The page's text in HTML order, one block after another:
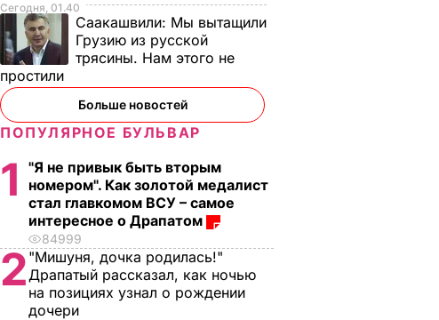
Сегодня, 01.40
Саакашвили: Мы вытащили
Грузию из русской
трясины. Нам этого не
простили
Больше новостей
ПОПУЛЯРНОЕ БУЛЬВАР
1
"Я не привык быть вторым
номером". Как золотой медалист
стал главкомом ВСУ – самое
интересное о Драпатом
84999
2 "Мишуня, дочка родилась!"
Драпатый рассказал, как ночью
на позициях узнал о рождении
дочери